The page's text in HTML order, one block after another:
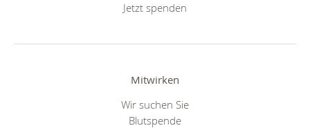
Jetzt spenden
Mitwirken
Wir suchen Sie
Blutspende